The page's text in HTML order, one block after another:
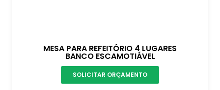
MESA PARA REFEITÓRIO 4 LUGARES
BANCO ESCAMOTIÁVEL
SOLICITAR ORÇAMENTO